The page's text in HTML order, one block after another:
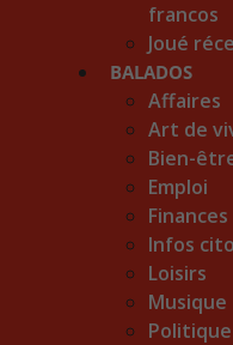
francos
Joué
BALADOS
Affaires
Art de
Bien-
Emploi
Finances
Infos
Loisirs
Musique
Politique